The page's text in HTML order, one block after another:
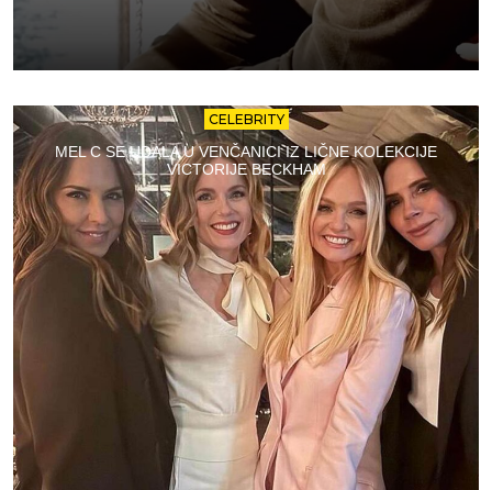
CELEBRITY
MEL C SE UDALA U VENČANICI IZ LIČNE KOLEKCIJE
VICTORIJE BECKHAM